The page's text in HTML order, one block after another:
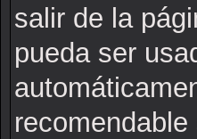
salir de la
pueda ser